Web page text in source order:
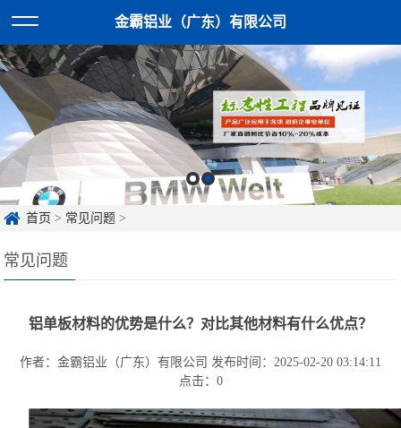
金霸铝业（广东）有限公司
首页 > 常见问题 >
常见问题
铝单板材料的优势是什么？对比其他材料有什么优点？
作者：金霸铝业（广东）有限公司 发布时间：2025-02-20 03:14:11
点击： 0